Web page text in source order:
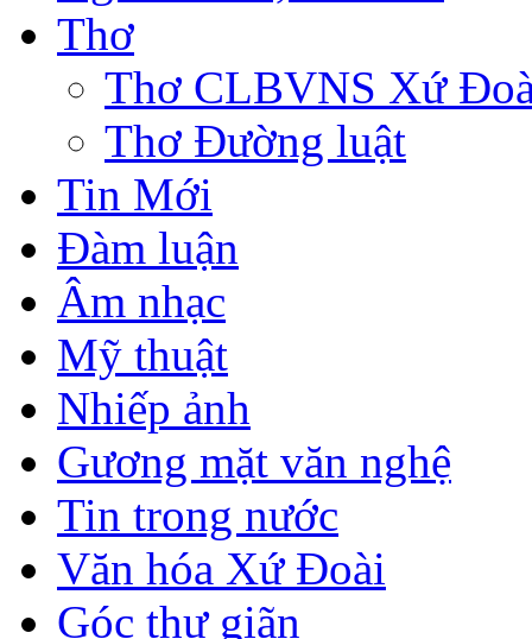
Thơ
Thơ CLBVNS Xứ
Thơ Đường luật
Tin Mới
Đàm luận
Âm nhạc
Mỹ thuật
Nhiếp ảnh
Gương mặt văn nghệ
Tin trong nước
Văn hóa Xứ Đoài
Góc thư giãn